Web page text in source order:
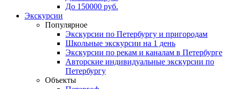
До 150000 руб.
Экскурсии
Популярное
Экскурсии по Петербургу и пригородам
Школьные экскурсии на 1 день
Экскурсии по рекам и каналам в Петербурге
Авторские индивидуальные экскурсии по
Петербургу
Объекты